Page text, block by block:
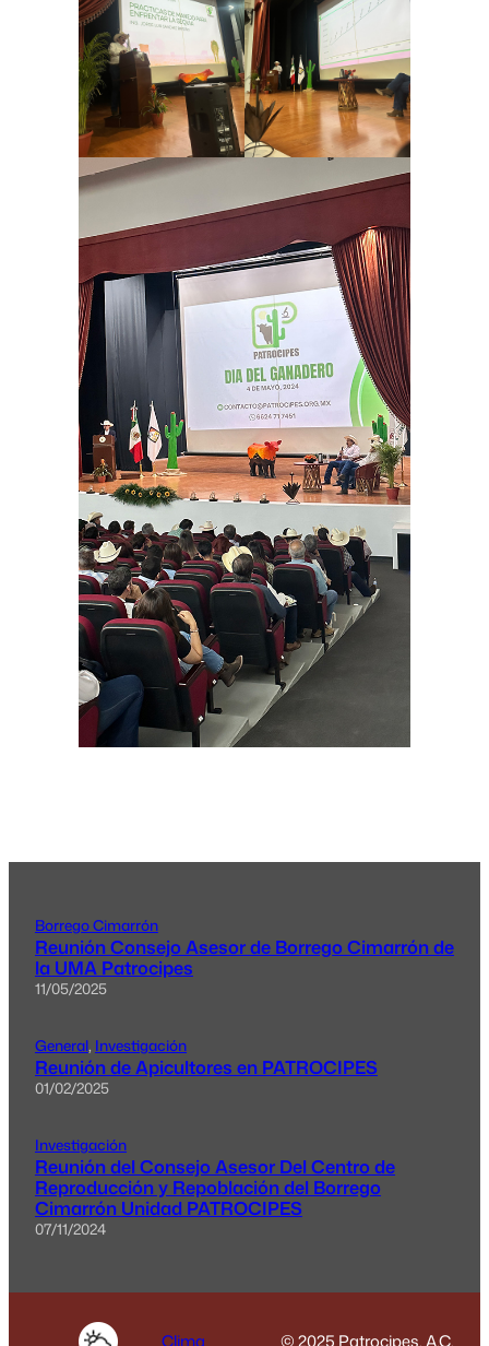
Borrego Cimarrón
Reunión Consejo Asesor de Borrego Cimarrón de
la UMA Patrocipes
11/05/2025
General, Investigación
Reunión de Apicultores en PATROCIPES
01/02/2025
Investigación
Reunión del Consejo Asesor Del Centro de
Reproducción y Repoblación del Borrego
Cimarrón Unidad PATROCIPES
07/11/2024
Clima © 2025 Patrocipes, A.C.